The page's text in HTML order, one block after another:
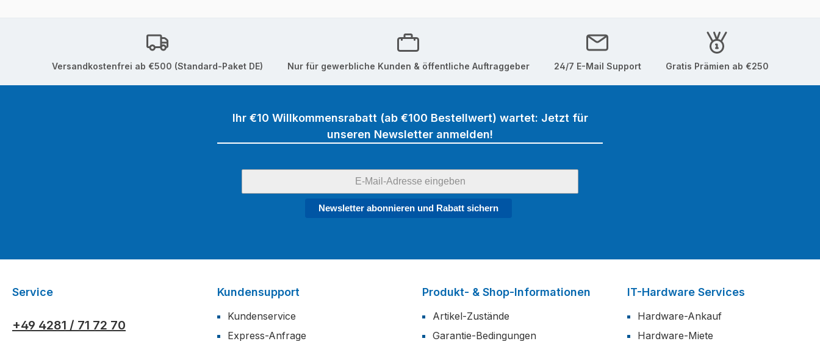
Versandkostenfrei ab €500 (Standard-Paket DE) Nur für gewerbliche Kunden & öffentliche Auftraggeber 24/7 E-Mail Support Gratis Prämien ab €250
Ihr €10 Willkommensrabatt (ab €100 Bestellwert) wartet: Jetzt für
unseren Newsletter anmelden!
Newsletter abonnieren und Rabatt sichern
Service
+49 4281 / 71 72 70
Kundensupport
Kundenservice
Express-Anfrage
Produkt- & Shop-Informationen
Artikel-Zustände
Garantie-Bedingungen
IT-Hardware Services
Hardware-Ankauf
Hardware-Miete